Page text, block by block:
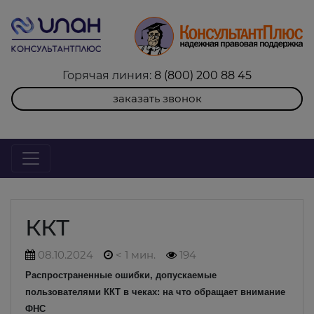
Горячая линия: 8 (800) 200 88 45
заказать звонок
ККТ
08.10.2024 < 1 мин. 194
Распространенные ошибки, допускаемые
пользователями ККТ в чеках: на что обращает внимание
ФНС